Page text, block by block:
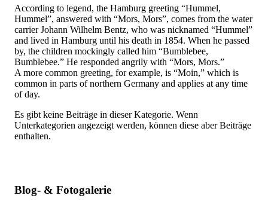
According to legend, the Hamburg greeting “Hummel,
Hummel”, answered with “Mors, Mors”, comes from the water
carrier Johann Wilhelm Bentz, who was nicknamed “Hummel”
and lived in Hamburg until his death in 1854. When he passed
by, the children mockingly called him “Bumblebee,
Bumblebee.” He responded angrily with “Mors, Mors.”
A more common greeting, for example, is “Moin,” which is
common in parts of northern Germany and applies at any time
of day.
Es gibt keine Beiträge in dieser Kategorie. Wenn
Unterkategorien angezeigt werden, können diese aber Beiträge
enthalten.
Blog- & Fotogalerie